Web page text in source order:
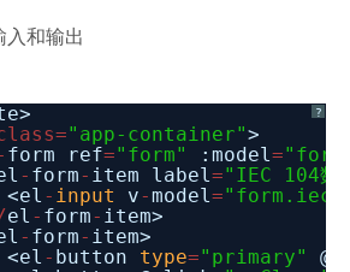
入和输出
?
="app-container">
form ref="form" :model=
- form- item label="IEC 104数
<el - input v-model=
el - form- item>
- form- item>
<el - button type="primary"